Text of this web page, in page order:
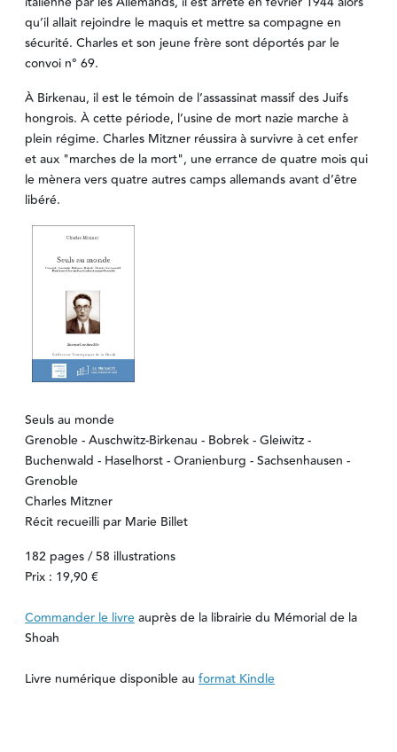
qu’il allait rejoindre le maquis et mettre sa compagne en
sécurité. Charles et son jeune frère sont déportés par le
convoi n° 69.
À Birkenau, il est le témoin de l’assassinat massif des Juifs
hongrois. À cette période, l’usine de mort nazie marche à
plein régime. Charles Mitzner réussira à survivre à cet enfer
et aux "marches de la mort", une errance de quatre mois qui
le mènera vers quatre autres camps allemands avant d’être
libéré.
Seuls au monde
Grenoble - Auschwitz-Birkenau - Bobrek - Gleiwitz -
Buchenwald - Haselhorst - Oranienburg - Sachsenhausen -
Grenoble
Charles Mitzner
Récit recueilli par Marie Billet
182 pages / 58 illustrations
Prix : 19,90 €
Commander le livreauprès de la librairie du Mémorial de la
Shoah
Livre numérique disponible au format Kindle